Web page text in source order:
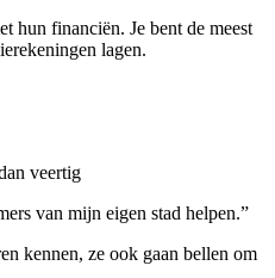
hun financiën. Je bent de meest
lagen.
veertig
van mijn eigen stad helpen.”
kennen, ze ook gaan bellen om